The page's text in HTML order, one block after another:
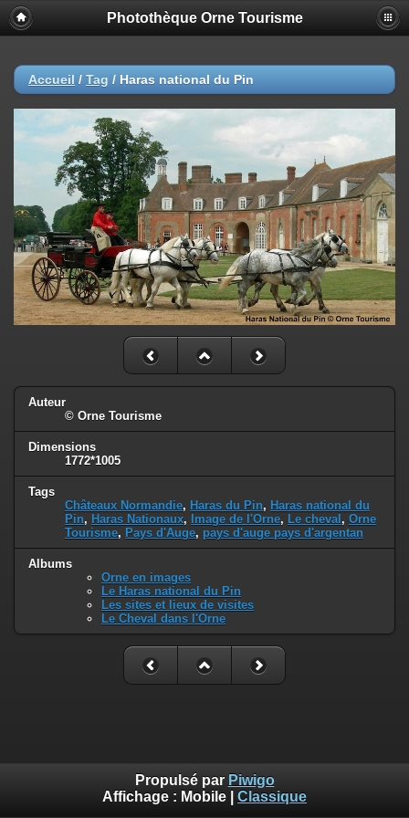
Photothèque Orne Tourisme
Accueil / Tag / Haras national du Pin
Auteur
© Orne Tourisme
Dimensions
1772*1005
Tags
Châteaux Normandie, Haras du Pin, Haras national du
Pin, Haras Nationaux, Image de l'Orne, Le cheval, Orne
Tourisme, Pays d'Auge, pays d'auge pays d'argentan
Albums
Orne en images
Le Haras national du Pin
Les sites et lieux de visites
Le Cheval dans l'Orne
Propulsé par Piwigo
Affichage : Mobile Classique